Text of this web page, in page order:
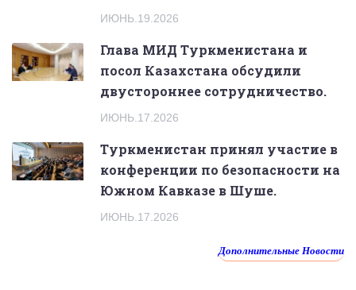
ИЮНЬ.19.2026
Глава МИД Туркменистана и
посол Казахстана обсудили
двустороннее сотрудничество.
ИЮНЬ.17.2026
Туркменистан принял участие в
конференции по безопасности на
Южном Кавказе в Шуше.
ИЮНЬ.17.2026
Дополнительные Новости